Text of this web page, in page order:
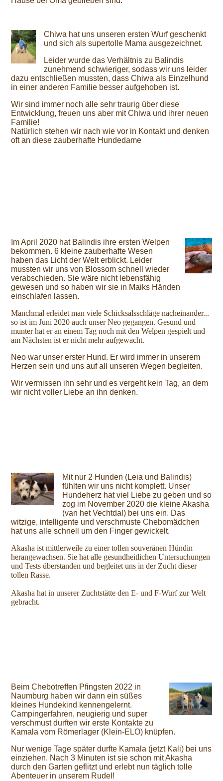
Chiwa hat uns unseren ersten Wurf geschenkt
und sich als supertolle Mama ausgezeichnet.
Leider wurde das Verhältnis zu Balindis
zunehmend schwieriger, sodass wir uns leider
dazu entschließen mussten, dass Chiwa als Einzelhund
in einer anderen Familie besser aufgehoben ist.
Wir sind immer noch alle sehr traurig über diese
Entwicklung, freuen uns aber mit Chiwa und ihrer neuen
Familie!
Natürlich stehen wir nach wie vor in Kontakt und denken
oft an diese zauberhafte Hundedame
Im April 2020 hat Balindis ihre ersten Welpen
bekommen. 6 kleine zauberhafte Wesen
haben das Licht der Welt erblickt. Leider
mussten wir uns von Blossom schnell wieder
verabschieden. Sie wäre nicht lebensfähig
gewesen und so haben wir sie in Maiks Händen
einschlafen lassen.
Manchmal erleidet man viele Schicksalsschläge nacheinander...
so ist im Juni 2020 auch unser Neo gegangen. Gesund und
munter hat er an einem Tag noch mit den Welpen gespielt und
am Nächsten ist er nicht mehr aufgewacht.
Neo war unser erster Hund. Er wird immer in unserem
Herzen sein und uns auf all unseren Wegen begleiten.
Wir vermissen ihn sehr und es vergeht kein Tag, an dem
wir nicht voller Liebe an ihn denken.
Mit nur 2 Hunden (Leia und Balindis)
fühlten wir uns nicht komplett. Unser
Hundeherz hat viel Liebe zu geben und so
zog im November 2020 die kleine Akasha
(van het Vechtdal) bei uns ein. Das
witzige, intelligente und verschmuste Chebomädchen
hat uns alle schnell um den Finger gewickelt.
Akasha ist mittlerweile zu einer tollen souveränen Hündin
herangewachsen. Sie hat alle gesundheitlichen Untersuchungen
und Tests überstanden und begleitet uns in der Zucht dieser
tollen Rasse.
Akasha hat in unserer Zuchtstätte den E- und F-Wurf zur Welt
gebracht.
Beim Chebotreffen Pfingsten 2022 in
Naumburg haben wir dann ein süßes
kleines Hundekind kennengelernt.
Campingerfahren, neugierig und super
verschmust durften wir erste Kontakte zu
Kamala vom Römerlager (Klein-ELO) knüpfen.
Nur wenige Tage später durfte Kamala (jetzt Kali) bei uns
einziehen. Nach 3 Minuten ist sie schon mit Akasha
durch den Garten geflitzt und erlebt nun täglich tolle
Abenteuer in unserem Rudel!